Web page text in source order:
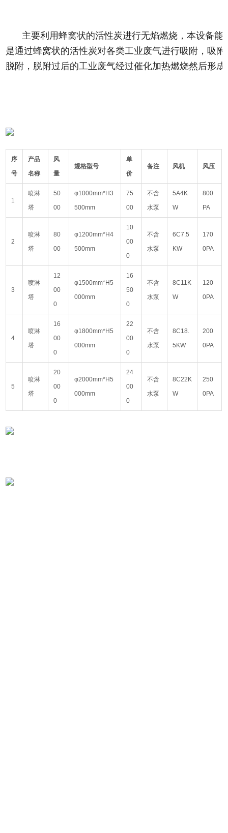
主要利用蜂窝状的活性炭进行无焰燃烧，本设备
是通过蜂窝状的活性炭对各类工业废气进行吸附，吸
脱附，脱附过后的工业废气经过催化加热燃烧然后形
序
号
产品
名称
风
量
规格型号
单
价
备注 风机 风压
1
喷淋
塔
50
00
φ1000mm*H3
500mm
75
00
不含
水泵
5A4K
W
800
PA
2
喷淋
塔
80
00
φ1200mm*H4
500mm
10
00
0
不含
水泵
6C7.5
KW
170
0PA
3
喷淋
塔
12
00
0
φ1500mm*H5
000mm
16
50
0
不含
水泵
8C11K
W
120
0PA
4
喷淋
塔
16
00
0
φ1800mm*H5
000mm
22
00
0
不含
水泵
8C18.
5KW
200
0PA
5
喷淋
塔
20
00
0
φ2000mm*H5
000mm
24
00
0
不含
水泵
8C22K
W
250
0PA